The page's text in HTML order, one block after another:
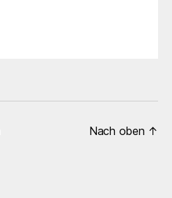
Nach oben ↑